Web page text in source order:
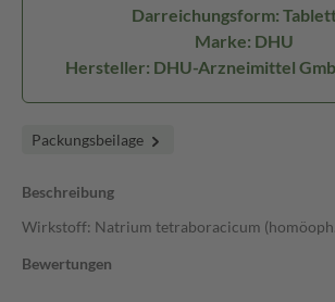
Darreichungsform:
Marke: DHU
Hersteller: DHU-Arzneimittel
Packungsbeilage
Beschreibung
Wirkstoff: Natrium tetraboracicum
Bewertungen